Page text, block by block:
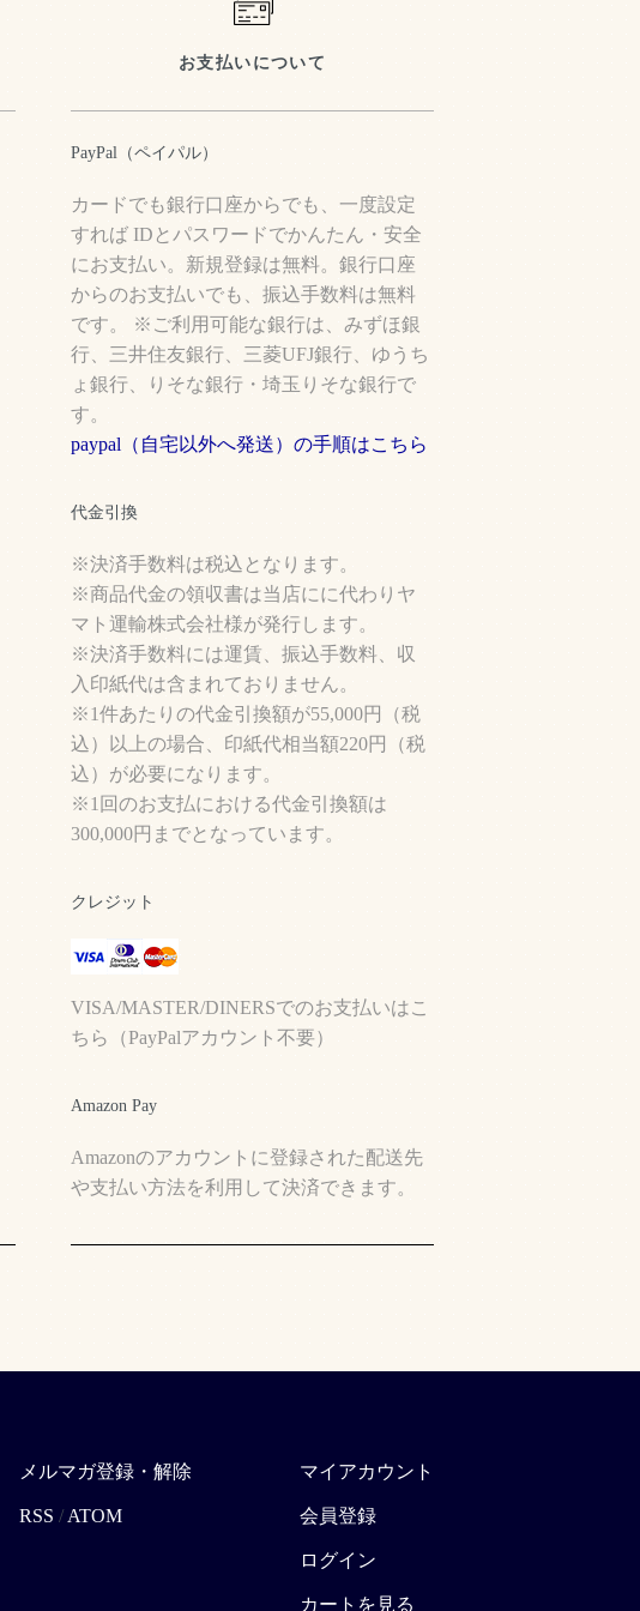
お支払いについて
PayPal（ペイパル）
カードでも銀行口座からでも、一度設定
すれば IDとパスワードでかんたん・安全
にお支払い。新規登録は無料。銀行口座
からのお支払いでも、振込手数料は無料
です。 ※ご利用可能な銀行は、みずほ銀
行、三井住友銀行、三菱UFJ銀行、ゆうち
ょ銀行、りそな銀行・埼玉りそな銀行で
す。
paypal（自宅以外へ発送）の手順はこちら
代金引換
※決済手数料は税込となります。
※商品代金の領収書は当店にに代わりヤ
マト運輸株式会社様が発行します。
※決済手数料には運賃、振込手数料、収
入印紙代は含まれておりません。
※1件あたりの代金引換額が55,000円（税
込）以上の場合、印紙代相当額220円（税
込）が必要になります。
※1回のお支払における代金引換額は
300,000円までとなっています。
クレジット
VISA/MASTER/DINERSでのお支払いはこ
ちら（PayPalアカウント不要）
Amazon Pay
Amazonのアカウントに登録された配送先
や支払い方法を利用して決済できます。
メルマガ登録・解除
RSS / ATOM
マイアカウント
会員登録
ログイン
カートを見る